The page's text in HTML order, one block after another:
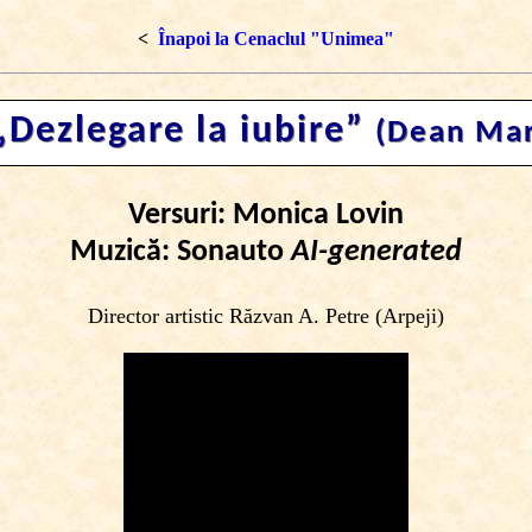
< Înapoi la Cenaclul "Unimea"
la iubire” (Dean
Versuri: Monica Lovin
Muzică: Sonauto AI-generated
Director artistic Răzvan A. Petre (Arpeji)